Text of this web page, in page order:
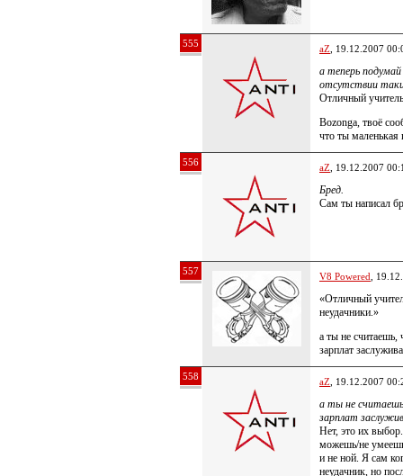
555 aZ , 19.12.2007
а теперь
отсутствии
Отличный
Bozonga, твоё
что ты маленькая
556 aZ , 19.12.2007
Бред.
Сам ты написал
557 V8 Powered ,
«Отличный
неудачники.»
а ты не считаешь,
зарплат
558 aZ , 19.12.2007
а ты не
зарплат
Нет, это их
можешь/не
и не ной. Я сам
неудачник, но